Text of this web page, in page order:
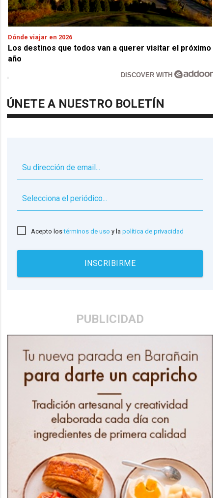
Dónde viajar en 2026
Los destinos que todos van a querer visitar el próximo
año
DISCOVER WITH
ÚNETE A NUESTRO BOLETÍN
Acepto lostérminos de uso y lapolítica de privacidad
INSCRIBIRME
PUBLICIDAD